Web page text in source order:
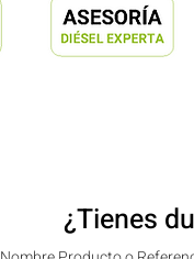
¿Tienes